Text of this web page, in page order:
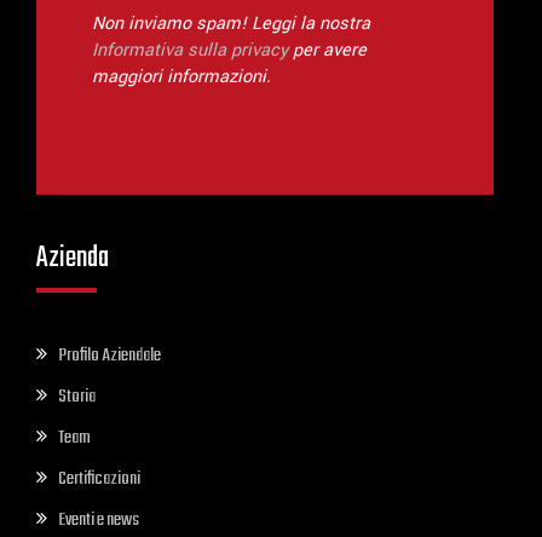
Non inviamo spam! Leggi la nostra
Informativa sulla privacyper avere
maggiori informazioni.
Azienda
Profilo Aziendale
Storia
Team
Certificazioni
Eventi e news